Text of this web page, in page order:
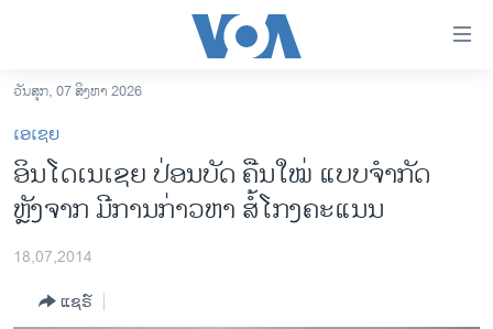
ເຂົ້າ
ຫາ
ຂ້າມ
ຂ້າມ
ຂ້າມ
ໄປ
ຫາ
ລາວ
ອາເມຣິກາ
ການເລືອກຕັ້ງ ປະທານາທີບໍດີ ສະຫະລັດ 2024
ຂ່າວ​ຈີນ
ໂລກ
ວັນສຸກ, 07 ສິງຫາ 2026
ເອເຊຍ
ອິນໂດເນເຊຍ ປ່ອນບັດ ຄືນໃໝ່ ແບບຈຳກັດ
ຫຼັງຈາກ ມີການກ່າວຫາ ສໍ້ໂກງຄະແນນ
18,07,2014
ແຊຣ໌